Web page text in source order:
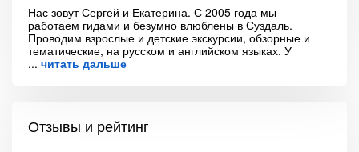
Нас зовут Сергей и Екатерина. С 2005 года мы
работаем гидами и безумно влюблены в Суздаль.
Проводим взрослые и детские экскурсии, обзорные и
тематические, на русском и английском языках. У
читать дальше
Отзывы и рейтинг